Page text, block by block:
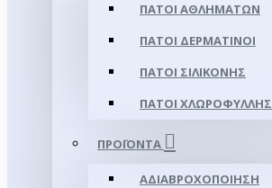
ΠΆΤΟΙ ΑΘΛΗΜΆΤΩΝ
ΠΆΤΟΙ ΔΕΡΜΆΤΙΝΟΙ
ΠΆΤΟΙ ΣΙΛΙΚΌΝΗΣ
ΠΆΤΟΙ ΧΛΩΡΟΦΎΛΛΗΣ
ΠΡΟΪΌΝΤΑ
ΑΔΙΑΒΡΟΧΟΠΟΊΗΣΗ